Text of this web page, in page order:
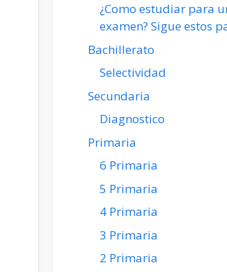
¿Como estudiar para
examen? Sigue estos
Bachillerato
Selectividad
Secundaria
Diagnostico
Primaria
6 Primaria
5 Primaria
4 Primaria
3 Primaria
2 Primaria